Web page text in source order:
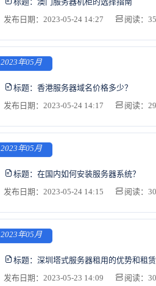
发布日期：2023-05-24 14:27
阅读：
2023年05月
标题： 香港服务器域名价格多少？
发布日期：2023-05-24 14:17
阅读：
2023年05月
标题： 在国内如何安装服务器系统？
发布日期：2023-05-24 14:15
阅读：
2023年05月
标题： 深圳塔式服务器租用的优势和租
发布日期：2023-05-23 14:09
阅读：